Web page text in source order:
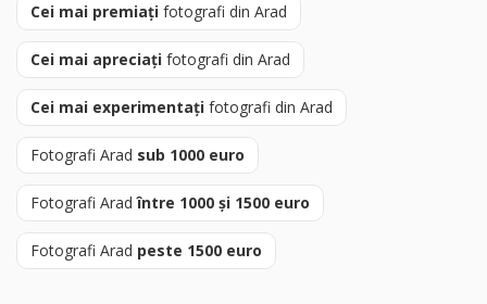
Cei mai premiați fotografi din Arad
Cei mai apreciați fotografi din Arad
Cei mai experimentați fotografi din Arad
Fotografi Arad sub 1000 euro
Fotografi Aradîntre 1000 și 1500 euro
Fotografi Arad peste 1500 euro